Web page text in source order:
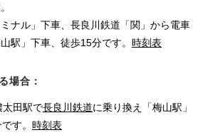
ミナル」下車、長良川鉄道「関」から電車
駅」下車、徒歩15分です。 時刻表
場合：
太田駅で長良川鉄道に乗り換え「梅山駅」
す。 時刻表